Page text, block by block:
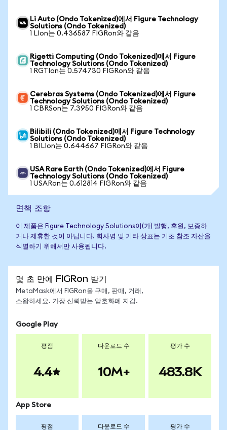
Li Auto (Ondo Tokenized)에서 Figure Technology
Solutions (Ondo Tokenized)
1 LIon는 0.436587 FIGRon와 같음
Rigetti Computing (Ondo Tokenized)에서 Figure
Technology Solutions (Ondo Tokenized)
1 RGTIon는 0.574730 FIGRon와 같음
Cerebras Systems (Ondo Tokenized)에서 Figure
Technology Solutions (Ondo Tokenized)
1 CBRSon는 7.3950 FIGRon와 같음
Bilibili (Ondo Tokenized)에서 Figure Technology
Solutions (Ondo Tokenized)
1 BILIon는 0.644667 FIGRon와 같음
USA Rare Earth (Ondo Tokenized)에서 Figure
Technology Solutions (Ondo Tokenized)
1 USARon는 0.612814 FIGRon와 같음
면책 조항
이 제품은 Figure Technology Solutions이(가) 발행, 후원, 보증하
거나 제휴한 것이 아닙니다. 회사명 및 기타 상표는 기초 참조 자산을
식별하기 위해서만 사용됩니다.
몇 초 만에 FIGRon 받기
MetaMask에서 FIGRon을 구매, 판매, 거래,
스왑하세요. 가장 신뢰받는 암호화폐 지갑.
Google Play
평점
4.4
다운로드 수
10M+
평가 수
483.8K
App Store
평점 다운로드 수 평가 수